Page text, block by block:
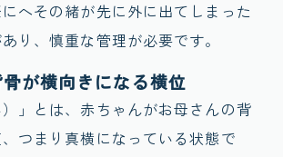
へその緒が先に外に出てしまった
り、慎重な管理が必要です。
が横向きになる横位
）」とは、赤ちゃんがお母さんの背
つまり真横になっている状態で